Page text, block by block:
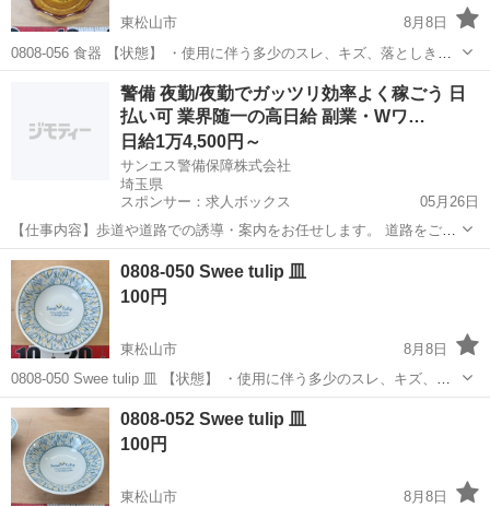
東松山市
8月8日
0808-056 食器 【状態】 ・使用に伴う多少のスレ、キズ、落としきれ
ない汚れなどございます ・詳細は現地でご確認ください ・お値引きは
出来かねますのでご了承願います ※中古品のため、状態についてはご
東松山市 食器 現地
警備 夜勤/夜勤でガッツリ効率よく稼ごう 日
払い可 業界随一の高日給 副業・Wワ…
日給1万4,500円～
サンエス警備保障株式会社
埼玉県
スポンサー：求人ボックス
05月26日
【仕事内容】歩道や道路での誘導・案内をお任せします。 道路をご利
用される車両や歩行者の方が安全に安心して通行するために適切に誘
導してください。 勤務地へは直行直帰OKです! <未経験でも安心!!> 丁
寧な研修20hで基本的な知識を...
アルバイト・パート
0808-050 Swee tulip 皿
100円
東松山市
8月8日
0808-050 Swee tulip 皿 【状態】 ・使用に伴う多少のスレ、キズ、落
としきれない汚れなどございます ・詳細は現地でご確認ください ・お
値引きは出来かねますのでご了承願います ※中古品のため...
埼玉 東松山市 食器
0808-052 Swee tulip 皿
100円
東松山市
8月8日